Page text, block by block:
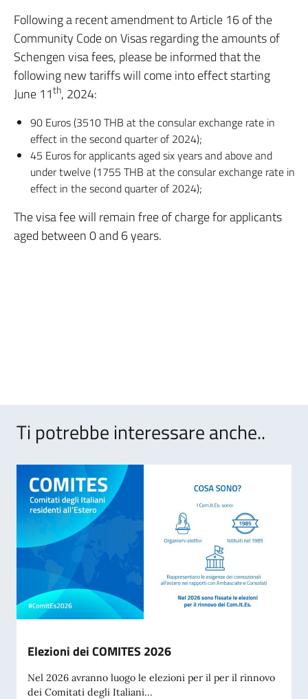
Following a recent amendment to Article 16 of the
Community Code on Visas regarding the amounts of
Schengen visa fees, please be informed that the
following new tariffs will come into effect starting
June 11th, 2024:
90 Euros (3510 THB at the consular exchange rate in
effect in the second quarter of 2024);
45 Euros for applicants aged six years and above and
under twelve (1755 THB at the consular exchange rate in
effect in the second quarter of 2024);
The visa fee will remain free of charge for applicants
aged between 0 and 6 years.
Ti potrebbe interessare anche..
Elezioni dei COMITES 2026
Nel 2026 avranno luogo le elezioni per il per il rinnovo
dei Comitati degli Italiani...